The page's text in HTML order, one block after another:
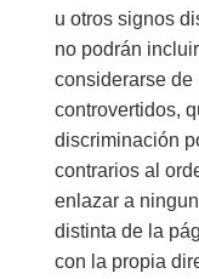
u otros signos
no podrán
considerarse de
controvertidos,
discriminación
contrarios al
enlazar a
distinta de la
con la propia